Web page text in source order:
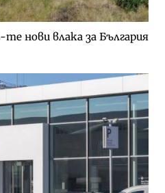
нови влака за България